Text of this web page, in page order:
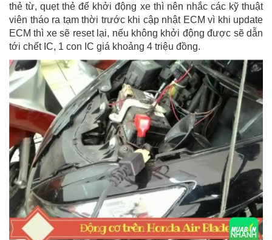
thẻ từ, quẹt thẻ để khởi động xe thì nên nhắc các kỹ thuật
viên tháo ra tạm thời trước khi cập nhật ECM vì khi update
ECM thì xe sẽ reset lại, nếu không khởi động được sẽ dẫn
tới chết IC, 1 con IC giá khoảng 4 triệu đồng.